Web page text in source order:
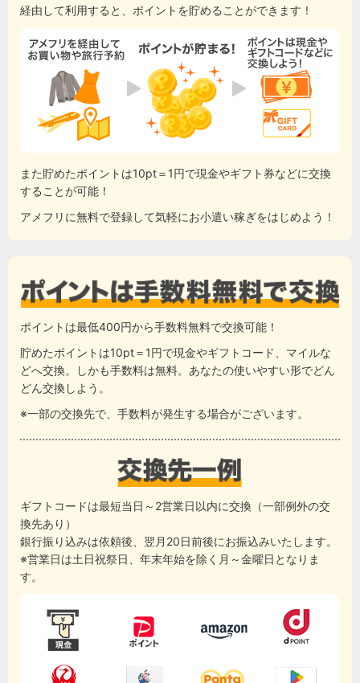
経由して利用すると、ポイントを貯めることができます！
また貯めたポイントは10pt＝1円で現金やギフト券などに交換
することが可能！
アメフリに無料で登録して気軽にお小遣い稼ぎをはじめよう！
ポイントは最低400円から手数料無料で交換可能！
貯めたポイントは10pt＝1円で現金やギフトコード、マイルな
どへ交換。しかも手数料は無料。あなたの使いやすい形でどん
どん交換しよう。
※一部の交換先で、手数料が発生する場合がございます。
ギフトコードは最短当日～2営業日以内に交換（一部例外の交
換先あり）
銀行振り込みは依頼後、翌月20日前後にお振込みいたします。
※営業日は土日祝祭日、年末年始を除く月～金曜日となりま
す。